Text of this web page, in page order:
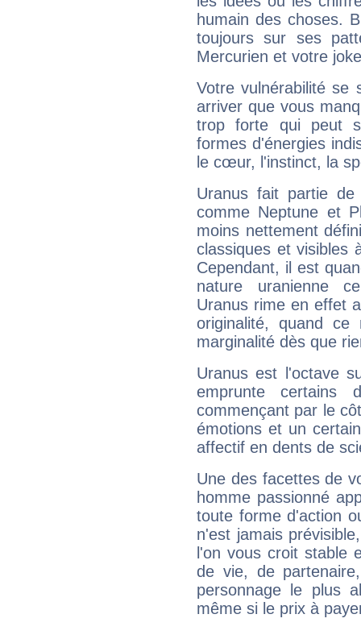
humain des choses.
toujours sur ses
Mercurien et votre
Votre vulnérabilité se
arriver que vous
trop forte qui peut
formes d'énergies
le cœur, l'instinct, la
Uranus fait partie
comme Neptune et
moins nettement
classiques et visibles
Cependant, il est
nature uranienne
Uranus rime en effet
originalité, quand ce
marginalité dès que
Uranus est l'octave
emprunte
commençant par le
émotions et un
affectif en dents de
Une des facettes de
homme passionné
toute forme d'action
n'est jamais
l'on vous croit stable
de vie, de
personnage le plus
même si le prix à